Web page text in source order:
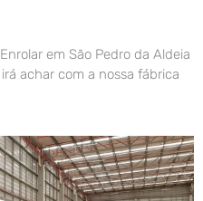
em São Pedro da Aldeia
achar com a nossa fábrica